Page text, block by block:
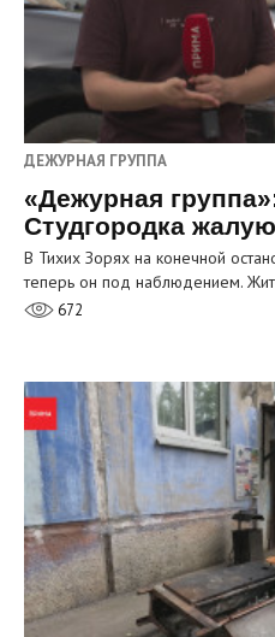
ДЕЖУРНАЯ ГРУППА
«Дежурная
Студгородка
В Тихих Зорях на конечной
теперь он под наблюдением.
672